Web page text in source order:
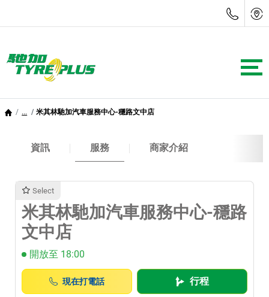
... 米其林馳加汽車服務中心-穩路文中店
資訊 服務 商家介紹
Select
米其林馳加汽車服務中心-穩路
文中店
開放至 18:00
現在打電話 行程